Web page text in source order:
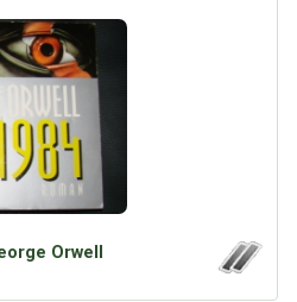
Orwell